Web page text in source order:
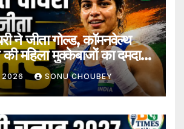
ने जीता गोल्ड, कॉमनवेल्थ
महिला मुक्केबाजों का दमदार
2026 SONU CHOUBEY